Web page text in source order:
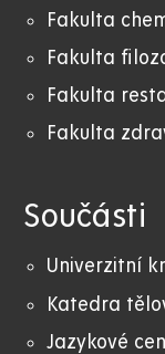
Fakulta
Fakulta
Fakulta
Fakulta
Součásti
Univerzitní
Katedra
Jazykové